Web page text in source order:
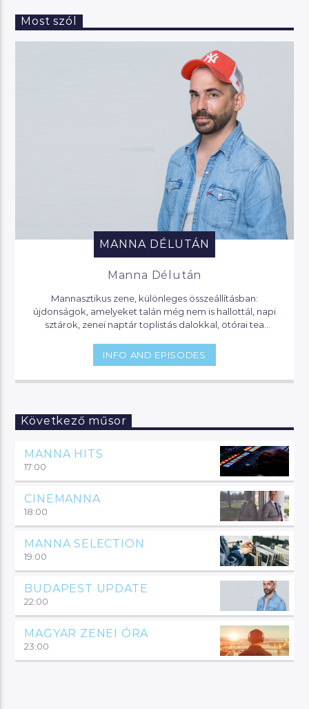
Most szól
MANNA DÉLUTÁN
Manna Délután
Mannasztikus zene, különleges összeállításban:
újdonságok, amelyeket talán még nem is hallottál, napi
sztárok, zenei naptár toplistás dalokkal, ötórai tea
valami érdekeset, vagy olyat, amit eddig nem is tudtál…
INFO AND EPISODES
Következő műsor
MANNA HITS
17:00
CINEMANNA
18:00
MANNA SELECTION
19:00
BUDAPEST UPDATE
22:00
MAGYAR ZENEI ÓRA
23:00